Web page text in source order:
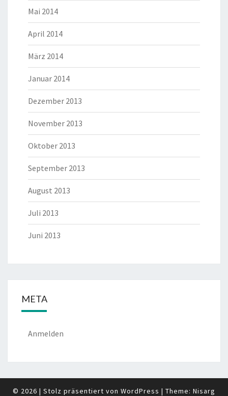
Mai 2014
April 2014
März 2014
Januar 2014
Dezember 2013
November 2013
Oktober 2013
September 2013
August 2013
Juli 2013
Juni 2013
META
Anmelden
© 2026 | Stolz präsentiert von WordPress | Theme: Nisarg